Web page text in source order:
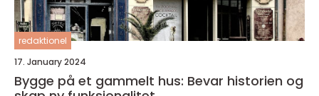
redaktionel
17. January 2024
Bygge på et gammelt hus: Bevar historien og